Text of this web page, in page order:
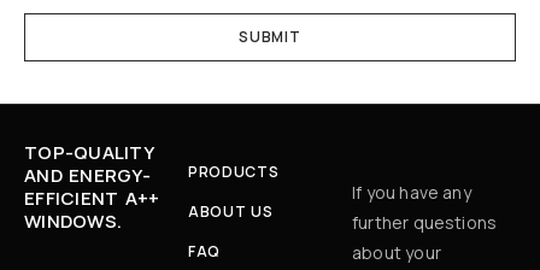
TOP-QUALITY
AND ENERGY-
EFFICIENT A++
WINDOWS.
PRODUCTS
ABOUT US
FAQ
If you have any
further questions
about your